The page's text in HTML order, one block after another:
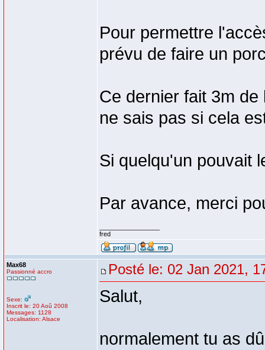
Pour permettre
prévu de faire un
Ce dernier fait 3m
ne sais pas si cela
Si quelqu'un pouvait
Par avance, merci
fred
Max68
Passionné accro
Sexe:
Inscrit le: 20 Aoû 2008
Messages: 1128
Localisation: Alsace
Posté le: 02 Jan 2021,
Salut,
normalement tu as